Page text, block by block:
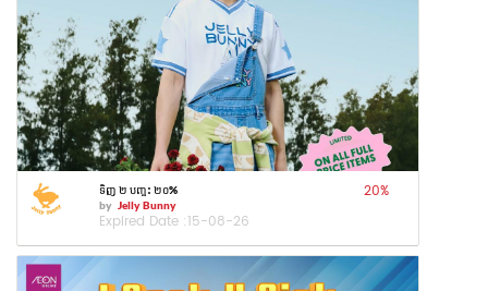
ទិញ ២ បញ្ចុះ ២០%
by Jelly Bunny
Expired Date :15-08-26
20%